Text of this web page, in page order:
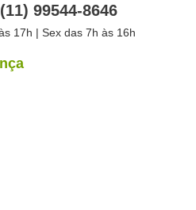
(11) 99544-8646
17h | Sex das 7h às 16h